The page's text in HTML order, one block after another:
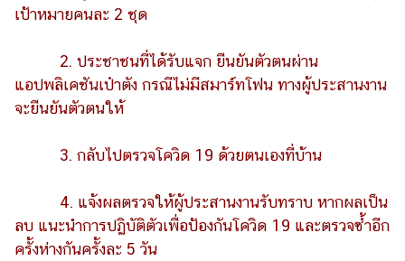
เป้าหมายคนละ 2 ชุด
2. ประชาชนที่ได้รับแจก ยืนยันตัวตนผ่าน
แอปพลิเคชันเป๋าตัง กรณีไม่มีสมาร์ทโฟน ทางผู้ประสานงาน
จะยืนยันตัวตนให้
3. กลับไปตรวจโควิด 19 ด้วยตนเองที่บ้าน
4. แจ้งผลตรวจให้ผู้ประสานงานรับทราบ หากผลเป็น
ลบ แนะนำการปฏิบัติตัวเพื่อป้องกันโควิด 19 และตรวจซ้ำอีก
ครั้งห่างกันครั้งละ 5 วัน